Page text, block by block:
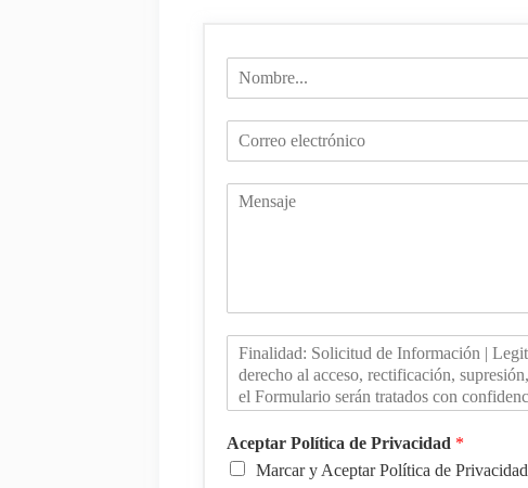
Aceptar Política de Privacidad *
Marcar y Aceptar Política de Privacidad